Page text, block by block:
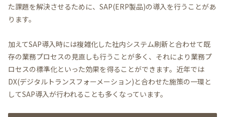
た課題を解決させるために、SAP(ERP製品)の導入を行うことがあ
ります。
加えてSAP導入時には複雑化した社内システム刷新と合わせて既
存の業務プロセスの見直しも行うことが多く、それにより業務プ
ロセスの標準化といった効果を得ることができます。近年では
DX(デジタルトランスフォーメーション)と合わせた施策の一環と
してSAP導入が行われることも多くなっています。